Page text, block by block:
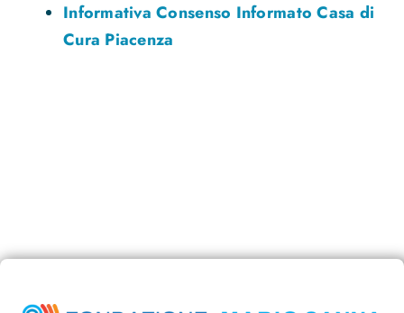
Informativa Consenso Informato Casa di
Cura Piacenza